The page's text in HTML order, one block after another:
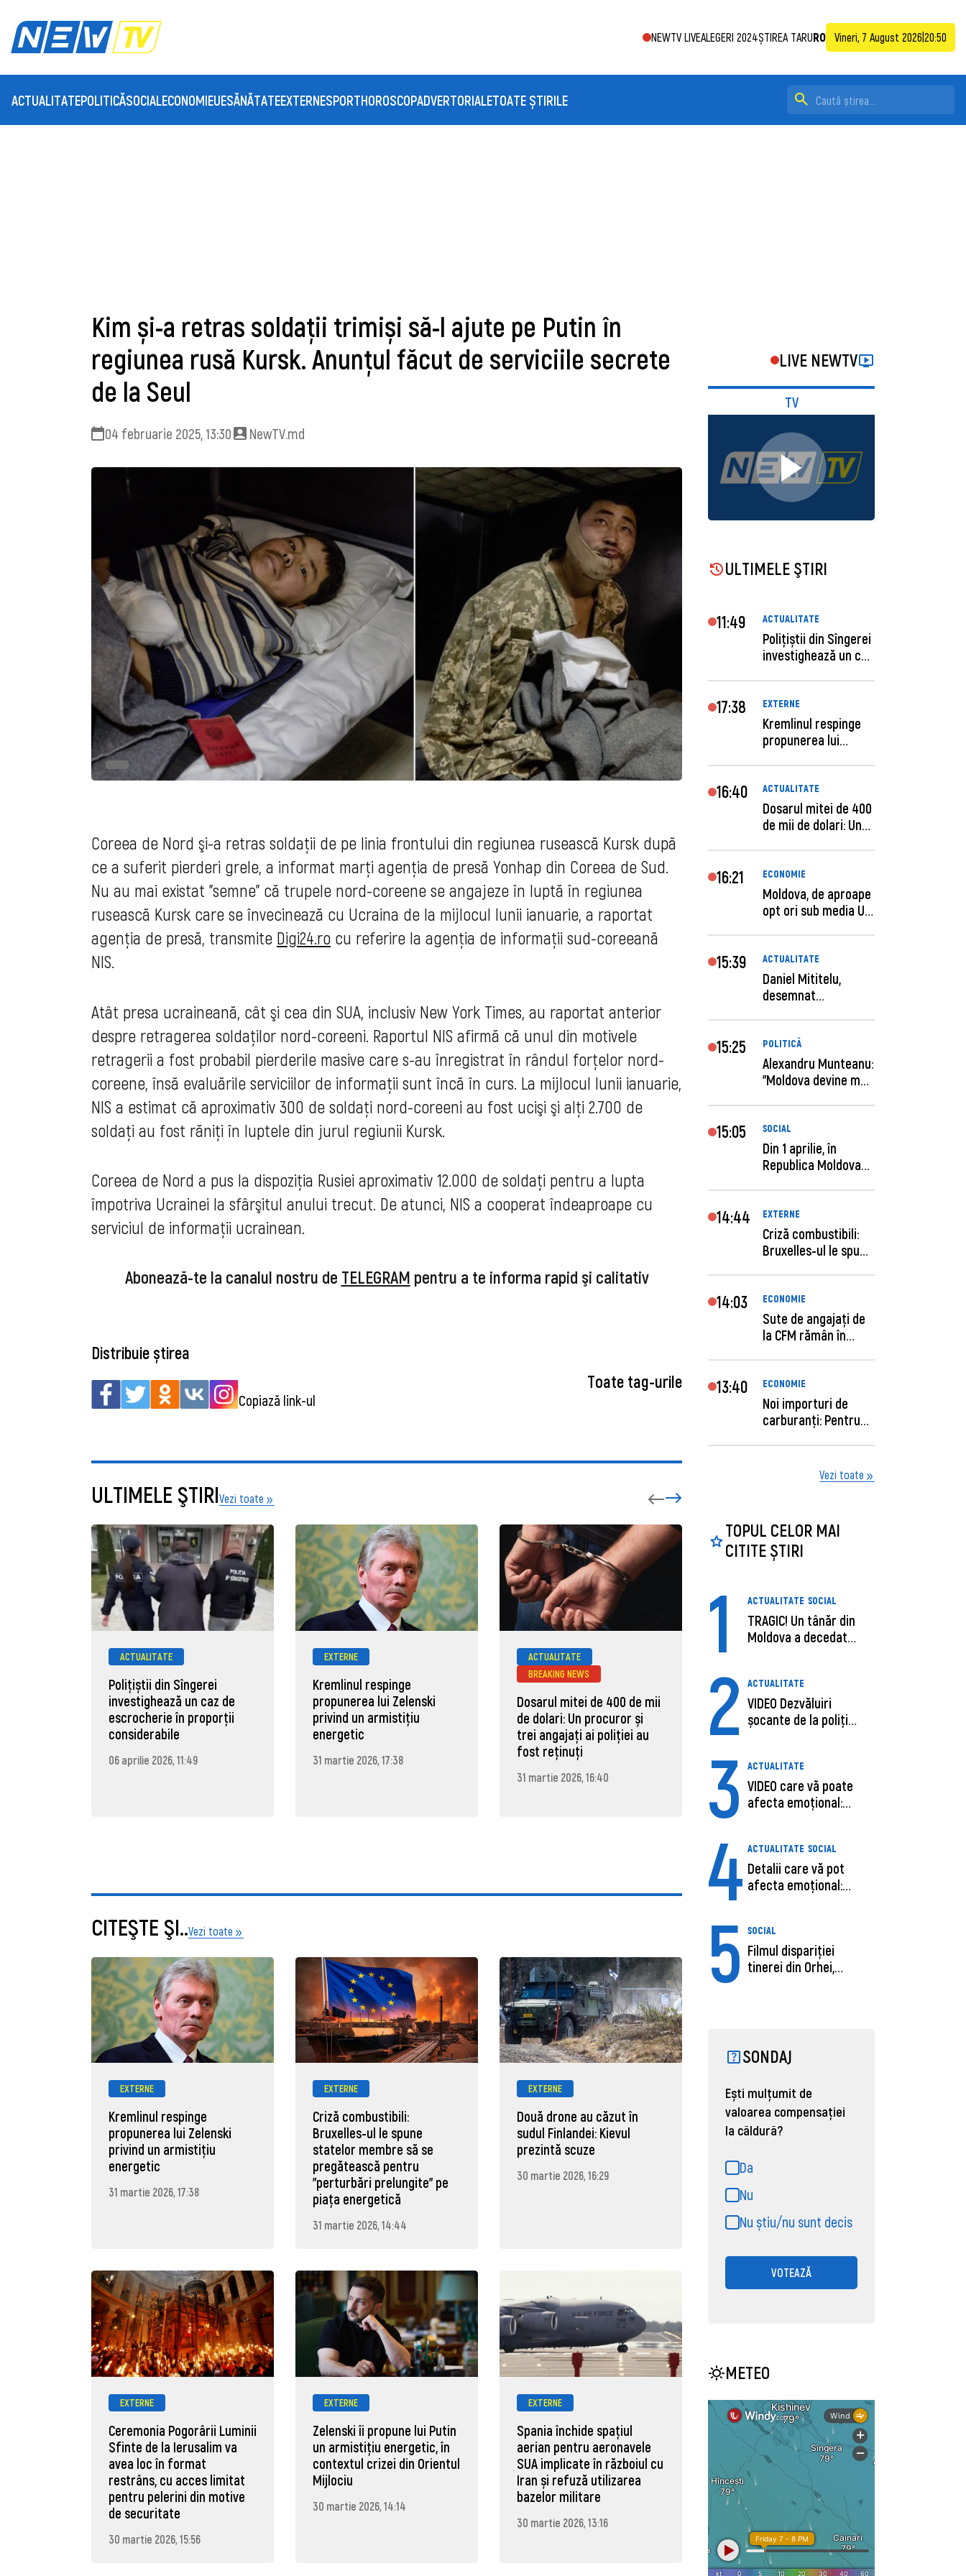
NEWTV LIVEALEGERI 2024ȘTIREA TARURO Vineri, 7 August 2026 20:50
ACTUALITATEPOLITICĂSOCIAL ECONOMIEUESĂNĂTATEEXTERNESPORTHOROSCOPADVERTORIALETOATE ȘTIRILE
Kim și-a retras soldații trimiși să-l ajute pe Putin în
regiunea rusă Kursk. Anunțul făcut de serviciile secrete
de la Seul
04 februarie 2025, 13:30 NewTV.md
Coreea de Nord şi-a retras soldaţii de pe linia frontului din regiunea rusească Kursk după
ce a suferit pierderi grele, a informat marţi agenţia de presă Yonhap din Coreea de Sud.
Nu au mai existat "semne" că trupele nord-coreene se angajeze în luptă în regiunea
rusească Kursk care se învecinează cu Ucraina de la mijlocul lunii ianuarie, a raportat
agenţia de presă, transmite Digi24.ro cu referire la agenţia de informaţii sud-coreeană
NIS.
Atât presa ucraineană, cât şi cea din SUA, inclusiv New York Times, au raportat anterior
despre retragerea soldaţilor nord-coreeni. Raportul NIS afirmă că unul din motivele
retragerii a fost probabil pierderile masive care s-au înregistrat în rândul forţelor nord-
coreene, însă evaluările serviciilor de informaţii sunt încă în curs. La mijlocul lunii ianuarie,
NIS a estimat că aproximativ 300 de soldaţi nord-coreeni au fost ucişi şi alţi 2.700 de
soldaţi au fost răniţi în luptele din jurul regiunii Kursk.
Coreea de Nord a pus la dispoziţia Rusiei aproximativ 12.000 de soldaţi pentru a lupta
împotriva Ucrainei la sfârşitul anului trecut. De atunci, NIS a cooperat îndeaproape cu
serviciul de informaţii ucrainean.
Abonează-te la canalul nostru de TELEGRAM pentru a te informa rapid şi calitativ
Distribuie știrea
Copiază link-ul
Toate tag-urile
ULTIMELE ŞTIRIVezi toate
ACTUALITATE
Polițiștii din Sîngerei
investighează un caz de
escrocherie în proporții
considerabile
06 aprilie 2026, 11:49
EXTERNE
Kremlinul respinge
propunerea lui Zelenski
privind un armistițiu
energetic
31 martie 2026, 17:38
ACTUALITATE
BREAKING NEWS
Dosarul mitei de 400 de mii
de dolari: Un procuror și
trei angajați ai poliției au
fost reținuți
31 martie 2026, 16:40
Moldova, de aproape opt ori
sub media UE la costul
muncii pe ora
CITEŞTE ŞI..Vezi toate
EXTERNE
Kremlinul respinge
propunerea lui Zelenski
privind un armistițiu
energetic
31 martie 2026, 17:38
EXTERNE
Criză combustibili:
Bruxelles-ul le spune
statelor membre să se
pregătească pentru
"perturbări prelungite" pe
piața energetică
31 martie 2026, 14:44
EXTERNE
Două drone au căzut în
sudul Finlandei: Kievul
prezintă scuze
30 martie 2026, 16:29
EXTERNE
Ceremonia Pogorârii Luminii
Sfinte de la Ierusalim va
avea loc în format
restrâns, cu acces limitat
pentru pelerini din motive
de securitate
30 martie 2026, 15:56
EXTERNE
Zelenski îi propune lui Putin
un armistițiu energetic, în
contextul crizei din Orientul
Mijlociu
30 martie 2026, 14:14
EXTERNE
Spania închide spațiul
aerian pentru aeronavele
SUA implicate în războiul cu
Iran și refuză utilizarea
bazelor militare
30 martie 2026, 13:16
LIVE NEWTV
TV
ULTIMELE ŞTIRI
11:49 ACTUALITATE
Polițiștii din Sîngerei
investighează un caz
17:38 EXTERNE
Kremlinul respinge
propunerea lui
16:40 ACTUALITATE
Dosarul mitei de 400
de mii de dolari: Un
16:21 ECONOMIE
Moldova, de aproape
opt ori sub media UE
15:39 ACTUALITATE
Daniel Mititelu,
desemnat
15:25 POLITICĂ
Alexandru Munteanu:
"Moldova devine mai
15:05 SOCIAL
Din 1 aprilie, în
Republica Moldova
14:44 EXTERNE
Criză combustibili:
Bruxelles-ul le spune
14:03 ECONOMIE
Sute de angajaţi de
la CFM rămân în
13:40 ECONOMIE
Noi importuri de
carburanți: Pentru
Vezi toate
TOPUL CELOR MAI
CITITE ȘTIRI
1 ACTUALITATE SOCIAL
TRAGIC! Un tânăr din
Moldova a decedat
2 ACTUALITATE
VIDEO Dezvăluiri
șocante de la poliție,
3 ACTUALITATE
VIDEO care vă poate
afecta emoțional:
4 ACTUALITATE SOCIAL
Detalii care vă pot
afecta emoțional:
5 SOCIAL
Filmul dispariției
tinerei din Orhei,
SONDAJ
Ești mulțumit de
valoarea compensației
la căldură?
Da
Nu
Nu știu/nu sunt decis
VOTEAZĂ
METEO